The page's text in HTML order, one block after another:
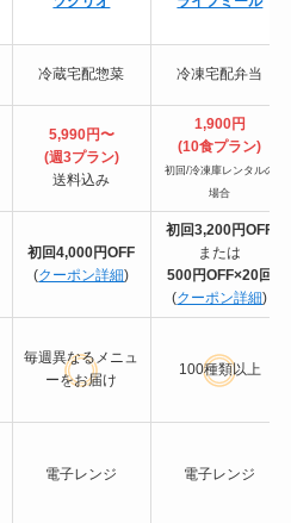
冷蔵宅配惣菜 冷凍宅配弁当
5,990円〜
(週3プラン)
送料込み
1,900円
(10食プラン)
初回/冷凍庫レンタルの
場合
初回4,000円OFF
(クーポン詳細)
初回3,200円OFF
または
500円OFF×20回
(クーポン詳細)
毎週異なるメニュ
ーをお届け
100種類以上
電子レンジ 電子レンジ